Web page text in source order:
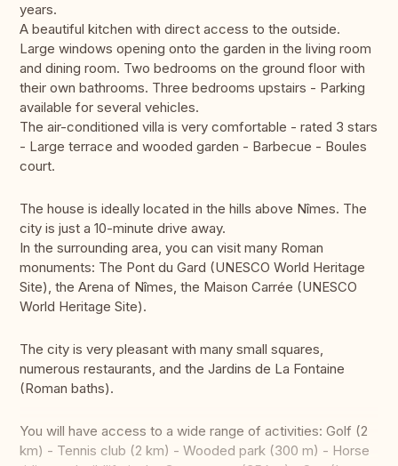
years.
A beautiful kitchen with direct access to the outside.
Large windows opening onto the garden in the living room
and dining room. Two bedrooms on the ground floor with
their own bathrooms. Three bedrooms upstairs - Parking
available for several vehicles.
The air-conditioned villa is very comfortable - rated 3 stars
- Large terrace and wooded garden - Barbecue - Boules
court.
The house is ideally located in the hills above Nîmes. The
city is just a 10-minute drive away.
In the surrounding area, you can visit many Roman
monuments: The Pont du Gard (UNESCO World Heritage
Site), the Arena of Nîmes, the Maison Carrée (UNESCO
World Heritage Site).
The city is very pleasant with many small squares,
numerous restaurants, and the Jardins de La Fontaine
(Roman baths).
You will have access to a wide range of activities: Golf (2
km) - Tennis club (2 km) - Wooded park (300 m) - Horse